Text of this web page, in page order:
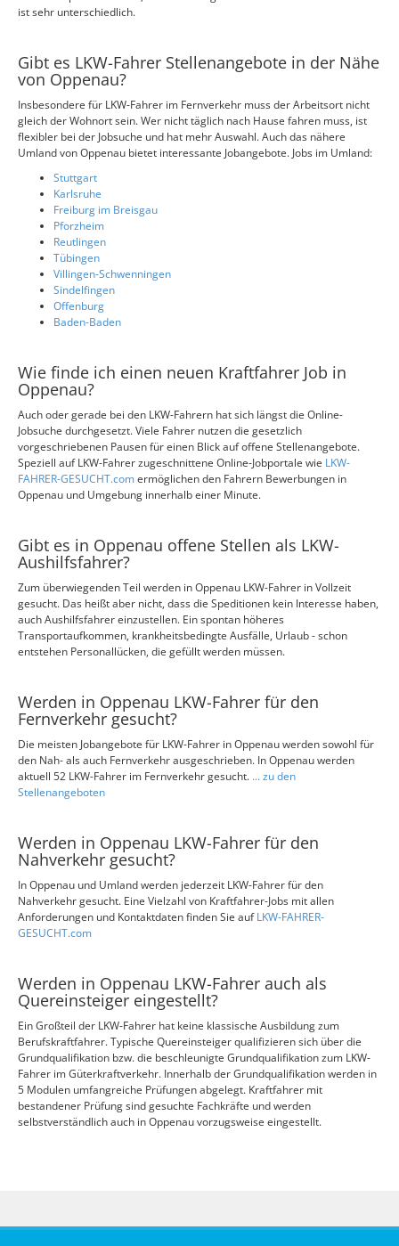
ist sehr unterschiedlich.
Gibt es LKW-Fahrer Stellenangebote in der Nähe
von Oppenau?
Insbesondere für LKW-Fahrer im Fernverkehr muss der Arbeitsort nicht
gleich der Wohnort sein. Wer nicht täglich nach Hause fahren muss, ist
flexibler bei der Jobsuche und hat mehr Auswahl. Auch das nähere
Umland von Oppenau bietet interessante Jobangebote. Jobs im Umland:
Stuttgart
Karlsruhe
Freiburg im Breisgau
Pforzheim
Reutlingen
Tübingen
Villingen-Schwenningen
Sindelfingen
Offenburg
Baden-Baden
Wie finde ich einen neuen Kraftfahrer Job in
Oppenau?
Auch oder gerade bei den LKW-Fahrern hat sich längst die Online-
Jobsuche durchgesetzt. Viele Fahrer nutzen die gesetzlich
vorgeschriebenen Pausen für einen Blick auf offene Stellenangebote.
Speziell auf LKW-Fahrer zugeschnittene Online-Jobportale wie LKW-
FAHRER-GESUCHT.comermöglichen den Fahrern Bewerbungen in
Oppenau und Umgebung innerhalb einer Minute.
Gibt es in Oppenau offene Stellen als LKW-
Aushilfsfahrer?
Zum überwiegenden Teil werden in Oppenau LKW-Fahrer in Vollzeit
gesucht. Das heißt aber nicht, dass die Speditionen kein Interesse haben,
auch Aushilfsfahrer einzustellen. Ein spontan höheres
Transportaufkommen, krankheitsbedingte Ausfälle, Urlaub - schon
entstehen Personallücken, die gefüllt werden müssen.
Werden in Oppenau LKW-Fahrer für den
Fernverkehr gesucht?
Die meisten Jobangebote für LKW-Fahrer in Oppenau werden sowohl für
den Nah- als auch Fernverkehr ausgeschrieben. In Oppenau werden
aktuell 52 LKW-Fahrer im Fernverkehr gesucht. ... zu den
Stellenangeboten
Werden in Oppenau LKW-Fahrer für den
Nahverkehr gesucht?
In Oppenau und Umland werden jederzeit LKW-Fahrer für den
Nahverkehr gesucht. Eine Vielzahl von Kraftfahrer-Jobs mit allen
Anforderungen und Kontaktdaten finden Sie aufLKW-FAHRER-
GESUCHT.com
Werden in Oppenau LKW-Fahrer auch als
Quereinsteiger eingestellt?
Ein Großteil der LKW-Fahrer hat keine klassische Ausbildung zum
Berufskraftfahrer. Typische Quereinsteiger qualifizieren sich über die
Grundqualifikation bzw. die beschleunigte Grundqualifikation zum LKW-
Fahrer im Güterkraftverkehr. Innerhalb der Grundqualifikation werden in
5 Modulen umfangreiche Prüfungen abgelegt. Kraftfahrer mit
bestandener Prüfung sind gesuchte Fachkräfte und werden
selbstverständlich auch in Oppenau vorzugsweise eingestellt.